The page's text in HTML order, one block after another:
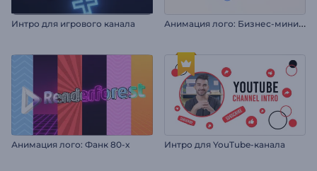
Интро для игрового канала А
нимация лого: Бизнес-минимализм
Анимация лого: Фанк 80-х Интро для YouTube-канала